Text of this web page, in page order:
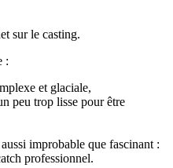
sur le casting.
:
et glaciale,
peu trop lisse pour être
improbable que fascinant :
professionnel.